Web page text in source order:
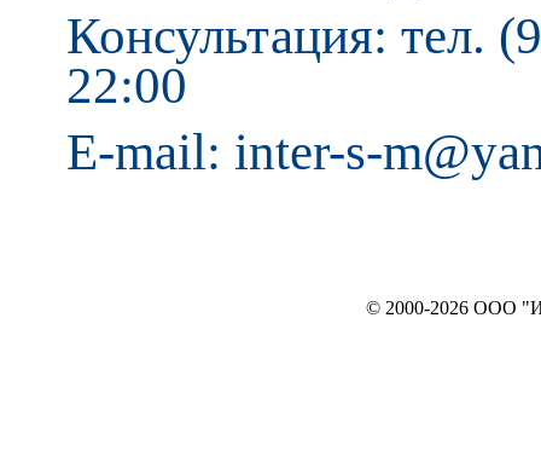
Консультация: тел.
22:00
E-mail: inter-s-
© 2000-2026 ООО "ИНТЕРЬЕР`c"